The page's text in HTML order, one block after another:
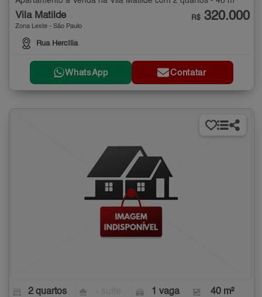
Vila Matilde
Zona Leste - São Paulo
Rua Hercília
R$ 320.000
WhatsApp Contatar
2 quartos 1 vaga 40 m²